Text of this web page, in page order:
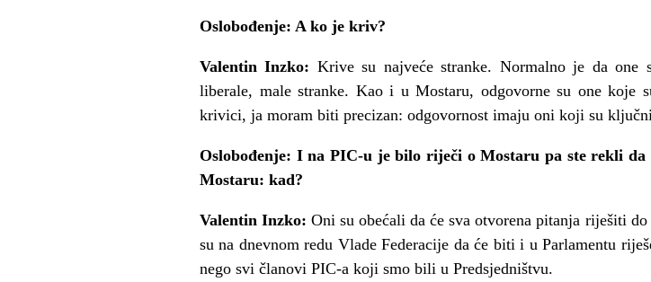
Oslobođenje: A ko je kriv?
Valentin Inzko: Krive su najveće stranke. Normalno je da one
liberale, male stranke. Kao i u Mostaru, odgovorne su one
krivici, ja moram biti precizan: odgovornost imaju oni koji su
Oslobođenje: I na PIC-u je bilo riječi o Mostaru pa ste rekli
Mostaru: kad?
Valentin Inzko:Oni su obećali da će sva otvorena pitanja riješiti
su na dnevnom redu Vlade Federacije da će biti i u Parlamentu
nego svi članovi PIC-a koji smo bili u Predsjedništvu.